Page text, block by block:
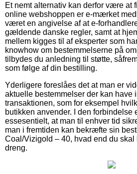
Et nemt alternativ kan derfor være at
online webshoppen er e-mærket
været en angivelse af at e-
gældende danske regler, samt at
mellem kigges til af eksperter som
knowhow om bestemmelserne på
tilbydes du anledning til støtte,
som følge af din bestilling.
Yderligere foreslåes det at man er
aktuelle bestemmelser der kan have
transaktionen, som for eksempel
butikken anvender. I den forbindelse
essesentielt, at man til enhver tid
man i fremtiden kan bekræfte sin
Coal/Vizigold – 40, hvad end du
dreng.